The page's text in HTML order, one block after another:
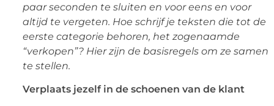
paar seconden te sluiten en voor eens en voor
altijd te vergeten. Hoe schrijf je teksten die tot de
eerste categorie behoren, het zogenaamde
“verkopen”? Hier zijn de basisregels om ze samen
te stellen.
Verplaats jezelf in de schoenen van de klant